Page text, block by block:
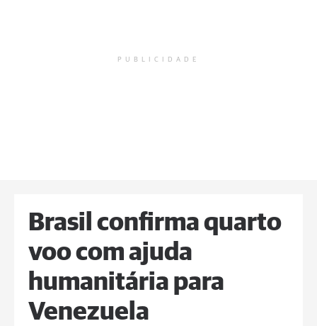
PUBLICIDADE
Brasil confirma quarto
voo com ajuda
humanitária para
Venezuela